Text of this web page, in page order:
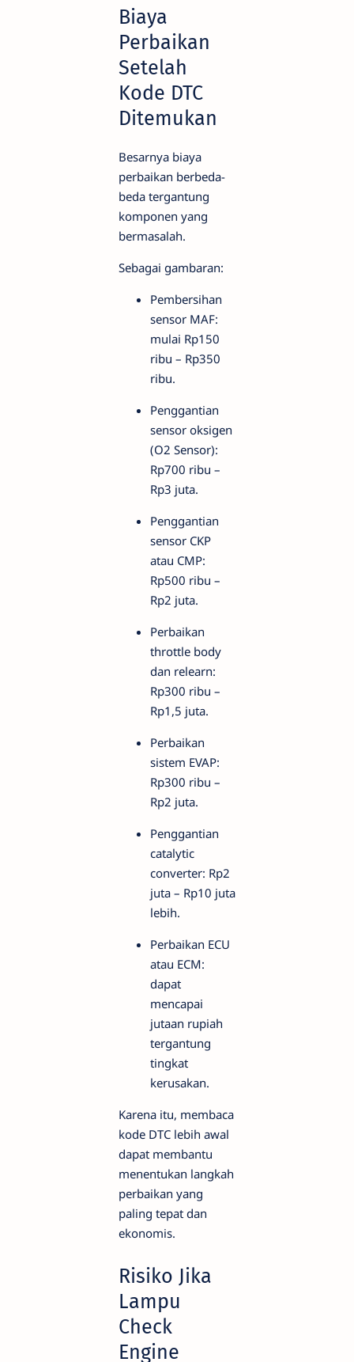
Biaya
Perbaikan
Setelah
Kode DTC
Ditemukan
Besarnya biaya
perbaikan berbeda-
beda tergantung
komponen yang
bermasalah.
Sebagai gambaran:
Pembersihan
sensor MAF:
mulai Rp150
ribu – Rp350
ribu.
Penggantian
sensor oksigen
(O2 Sensor):
Rp700 ribu –
Rp3 juta.
Penggantian
sensor CKP
atau CMP:
Rp500 ribu –
Rp2 juta.
Perbaikan
throttle body
dan relearn:
Rp300 ribu –
Rp1,5 juta.
Perbaikan
sistem EVAP:
Rp300 ribu –
Rp2 juta.
Penggantian
catalytic
converter: Rp2
juta – Rp10 juta
lebih.
Perbaikan ECU
atau ECM:
dapat
mencapai
jutaan rupiah
tergantung
tingkat
kerusakan.
Karena itu, membaca
kode DTC lebih awal
dapat membantu
menentukan langkah
perbaikan yang
paling tepat dan
ekonomis.
Risiko Jika
Lampu
Check
Engine